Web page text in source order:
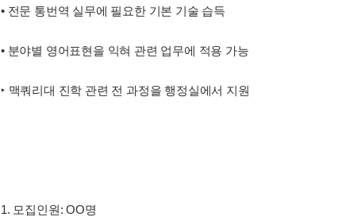
• 전문 통번역 실무에 필요한 기본 기술 습득
• 분야별 영어표현을 익혀 관련 업무에 적용 가능
‣ 맥쿼리대 진학 관련 전 과정을 행정실에서 지원
1. 모집인원: OO명